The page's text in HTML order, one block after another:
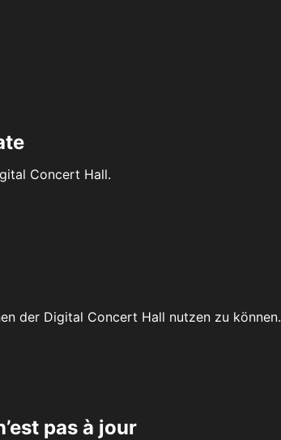
Concert Hall.
der Digital Concert Hall nutzen zu können.
pas à jour